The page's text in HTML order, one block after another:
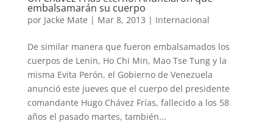
embalsamarán su cuerpo
por Jacke Mate | Mar 8, 2013 | Internacional
De similar manera que fueron embalsamados los
cuerpos de Lenin, Ho Chi Min, Mao Tse Tung y la
misma Evita Perón, el Gobierno de Venezuela
anunció este jueves que el cuerpo del presidente
comandante Hugo Chávez Frías, fallecido a los 58
años el pasado martes, también...